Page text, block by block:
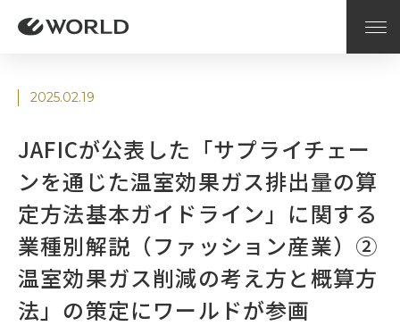
2025.02.19
JAFICが公表した「サプライチェー
ンを通じた温室効果ガス排出量の算
定方法基本ガイドライン」に関する
業種別解説（ファッション産業）②
温室効果ガス削減の考え方と概算方
法」の策定にワールドが参画